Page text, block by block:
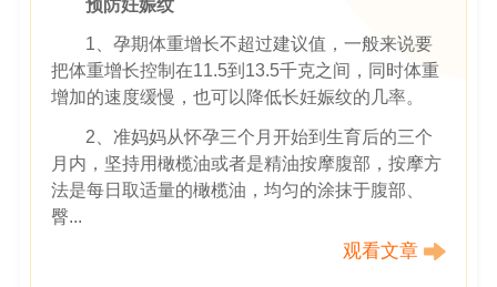
预防妊娠纹
1、孕期体重增长不超过建议值，一般来说要
把体重增长控制在11.5到13.5千克之间，同时体重
增加的速度缓慢，也可以降低长妊娠纹的几率。
2、准妈妈从怀孕三个月开始到生育后的三个
月内，坚持用橄榄油或者是精油按摩腹部，按摩方
法是每日取适量的橄榄油，均匀的涂抹于腹部、
臀...
观看文章